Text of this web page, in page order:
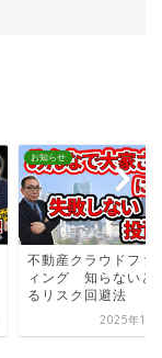
お知らせ
不動産クラウドファ
ィング 知らないと
るリスク回避法
2025年10